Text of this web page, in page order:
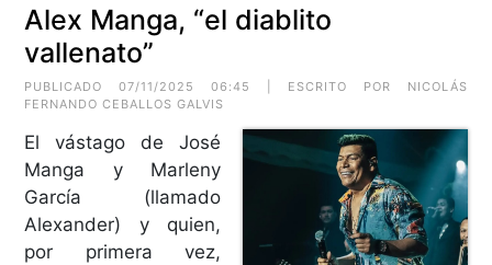
Alex Manga, “el diablito
vallenato”
PUBLICADO 07/11/2025 06:45 | ESCRITO POR NICOLÁS
FERNANDO CEBALLOS GALVIS
El vástago de José
Manga y Marleny
García (llamado
Alexander) y quien,
por primera vez,